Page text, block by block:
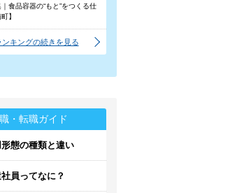
食品容器の“もと”をつくる仕
】
ンキングの続きを見る
・転職ガイド
形態の種類と違い
員ってなに？